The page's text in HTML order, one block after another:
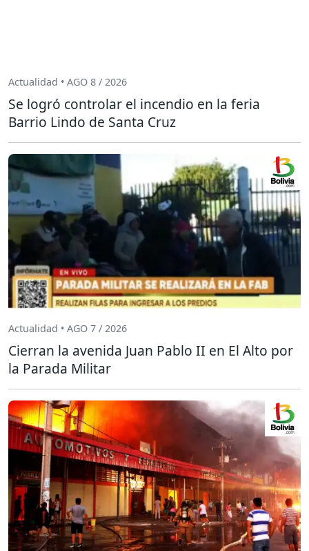
Actualidad • AGO 8 / 2026
Se logró controlar el incendio en la feria
Barrio Lindo de Santa Cruz
Actualidad • AGO 7 / 2026
Cierran la avenida Juan Pablo II en El Alto por
la Parada Militar